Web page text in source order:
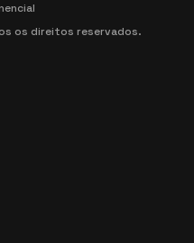
os direitos reservados.